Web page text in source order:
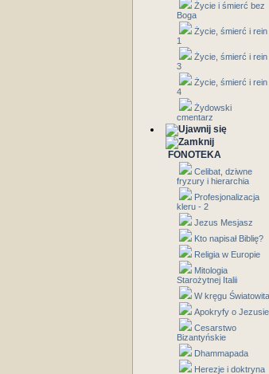
Życie i śmierć bez
Boga
Życie, śmierć i rein
1
Życie, śmierć i rein
3
Życie, śmierć i rein
4
Żydowski
cmentarz
FONOTEKA
Celibat, dziwne
fryzury i hierarchia
Profesjonalizacja
kleru - 2
Jezus Mesjasz
Kto napisał Biblię?
Religia w Europie
Mitologia
Starożytnej Italii
W kręgu Światowita
Apokryfy o Jezusie
Cesarstwo
Bizantyńskie
Dhammapada
Herezje i doktryna